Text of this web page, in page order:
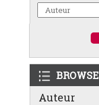
BROWSE
Auteur